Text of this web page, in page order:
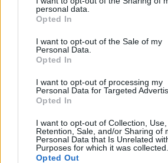
personal data.
Opted In
I want to opt-out of the Sale of my
Personal Data.
Opted In
I want to opt-out of processing my
Personal Data for Targeted
Opted In
I want to opt-out of Collection, Use,
Retention, Sale, and/or Sharing of
Personal Data that Is Unrelated
Purposes for which it was collected.
Opted Out
Életét
Maros
Corbu góljától
román és a